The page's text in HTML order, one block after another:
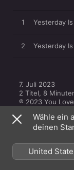
1 Yesterday
2 Yesterday
7. Juli 2023
2 Titel, 8
℗ 2023 You
Wähle ein
deinen
United